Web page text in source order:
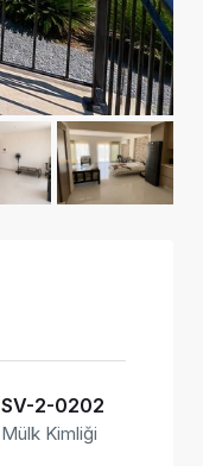
SV-2-0202
Mülk Kimliği